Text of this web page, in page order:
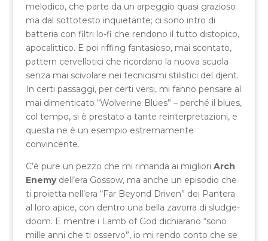
melodico, che parte da un arpeggio quasi grazioso
ma dal sottotesto inquietante; ci sono intro di
batteria con filtri lo-fi che rendono il tutto distopico,
apocalittico. E poi riffing fantasioso, mai scontato,
pattern cervellotici che ricordano la nuova scuola
senza mai scivolare nei tecnicismi stilistici del djent.
In certi passaggi, per certi versi, mi fanno pensare al
mai dimenticato “Wolverine Blues” – perché il blues,
col tempo, si è prestato a tante reinterpretazioni, e
questa ne è un esempio estremamente
convincente.
C’è pure un pezzo che mi rimanda ai migliori Arch
Enemydell’era Gossow, ma anche un episodio che
ti proietta nell’era “Far Beyond Driven” dei Pantera
al loro apice, con dentro una bella zavorra di sludge-
doom. E mentre i Lamb of God dichiarano “sono
mille anni che ti osservo”, io mi rendo conto che se